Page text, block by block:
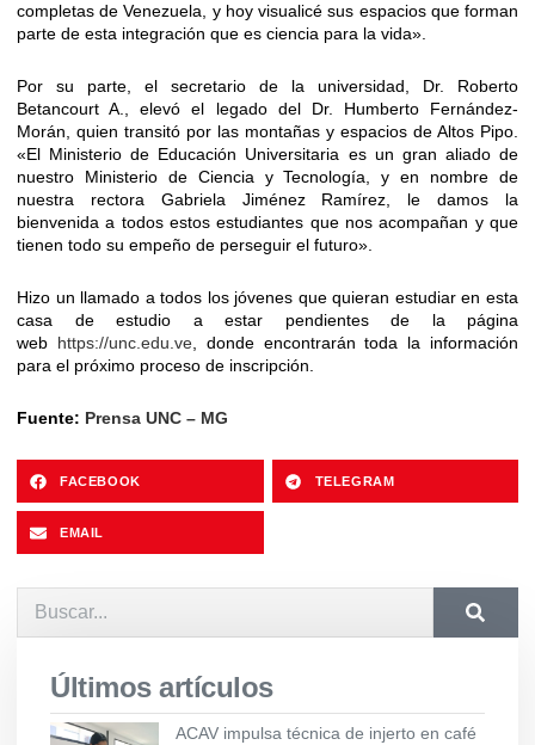
completas de Venezuela, y hoy visualicé sus espacios que forman
parte de esta integración que es ciencia para la vida».
Por su parte, el secretario de la universidad, Dr. Roberto
Betancourt A., elevó el legado del Dr. Humberto Fernández-
Morán, quien transitó por las montañas y espacios de Altos Pipo.
«El Ministerio de Educación Universitaria es un gran aliado de
nuestro Ministerio de Ciencia y Tecnología, y en nombre de
nuestra rectora Gabriela Jiménez Ramírez, le damos la
bienvenida a todos estos estudiantes que nos acompañan y que
tienen todo su empeño de perseguir el futuro».
Hizo un llamado a todos los jóvenes que quieran estudiar en esta
casa de estudio a estar pendientes de la página
web https://unc.edu.ve, donde encontrarán toda la información
para el próximo proceso de inscripción.
Fuente: Prensa UNC – MG
FACEBOOK TELEGRAM
EMAIL
Últimos artículos
ACAV impulsa técnica de injerto en café